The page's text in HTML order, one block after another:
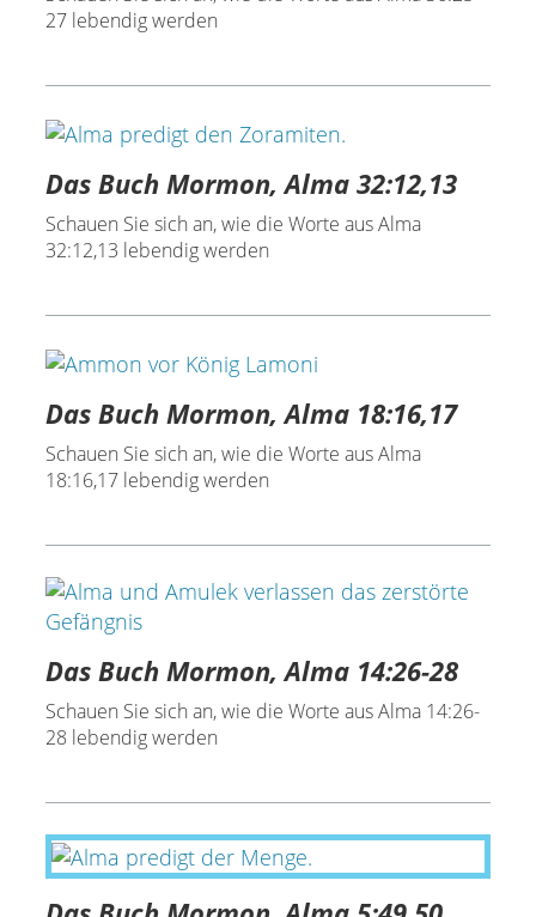
27 lebendig werden
Das Buch Mormon, Alma 32:12,13
Schauen Sie sich an, wie die Worte aus Alma
32:12,13 lebendig werden
Das Buch Mormon, Alma 18:16,17
Schauen Sie sich an, wie die Worte aus Alma
18:16,17 lebendig werden
Das Buch Mormon, Alma 14:26-28
Schauen Sie sich an, wie die Worte aus Alma 14:26-
28 lebendig werden